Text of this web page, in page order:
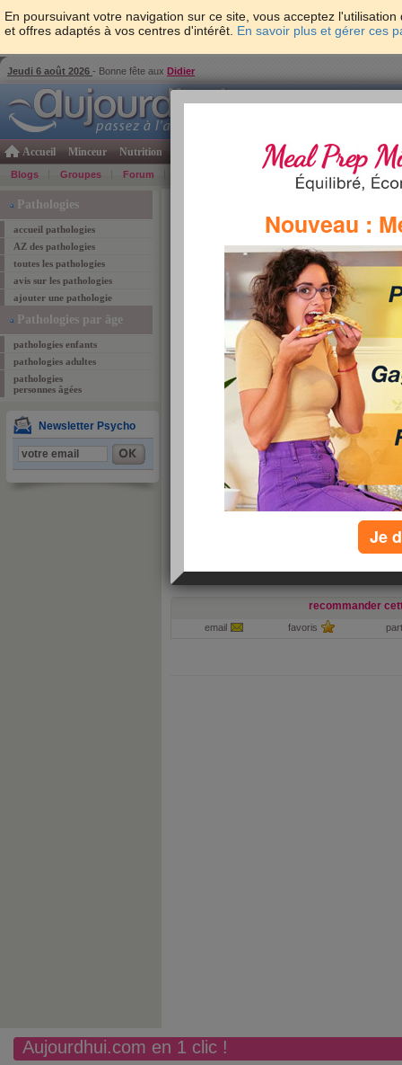
En poursuivant votre navigation sur ce site, vous acceptez
et offres adaptés à vos centres d'intérêt. En savoir plus et gérer ces
Jeudi 6 août 2026 - Bonne fête aux Didier
Accueil Minceur Nutrition Psycho & tests Forme & santé
Blogs Groupes Forum Bons Plans
Pathologies
accueil pathologies
AZ des pathologies
toutes les pathologies
avis sur les pathologies
ajouter une pathologie
Pathologies par âge
pathologies enfants
pathologies adultes
pathologies
personnes âgées
Newsletter Psycho
pathologies de A à Z
Il existe de nombreux pathologies: névrose
il est difficile d'associer une pathologie à un
chez un proche. Aujourdhui.com a donc regroupé
trouverez ici classés par ordre alphabétique.
aider à comprendre certains comportements
»
vous ne trouvez pas ? ajouter une
toutes les pathologies par ordre alphabétique :
E F G H I J K L M N O P
recommander
email favoris
Aujourdhui.com en 1 clic !
Nouveau :
Je